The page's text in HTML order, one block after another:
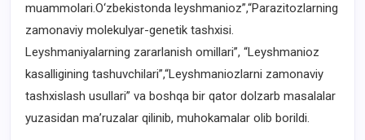
muammolari.O‘zbekistonda leyshmanioz”,“Parazitozlarning
zamonaviy molekulyar-genetik tashxisi.
Leyshmaniyalarning zararlanish omillari”, “Leyshmanioz
kasalligining tashuvchilari”,“Leyshmaniozlarni zamonaviy
tashxislash usullari” va boshqa bir qator dolzarb masalalar
yuzasidan ma’ruzalar qilinib, muhokamalar olib borildi.